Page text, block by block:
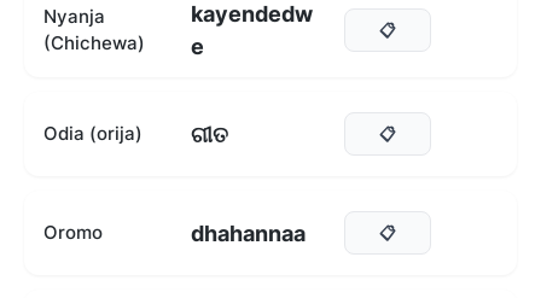
Nyanja
(Chichewa)
kayendedw
e
📋
Odia (orija) ଗୀତ 📋
Oromo dhahannaa 📋